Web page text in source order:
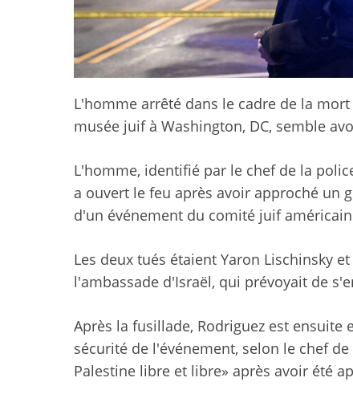
L'homme arrêté dans le cadre de la
musée juif à Washington, DC, semble
L'homme, identifié par le chef de la
a ouvert le feu après avoir approché un
d'un événement du comité juif
Les deux tués étaient Yaron Lischinsky
l'ambassade d'Israël, qui prévoyait de
Après la fusillade, Rodriguez est
sécurité de l'événement, selon le chef
Palestine libre et libre» après avoir été